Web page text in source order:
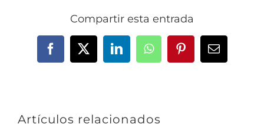
Compartir esta entrada
Facebook
X LinkedInWhatsAppPinterestCorreo
Artículos relacionados